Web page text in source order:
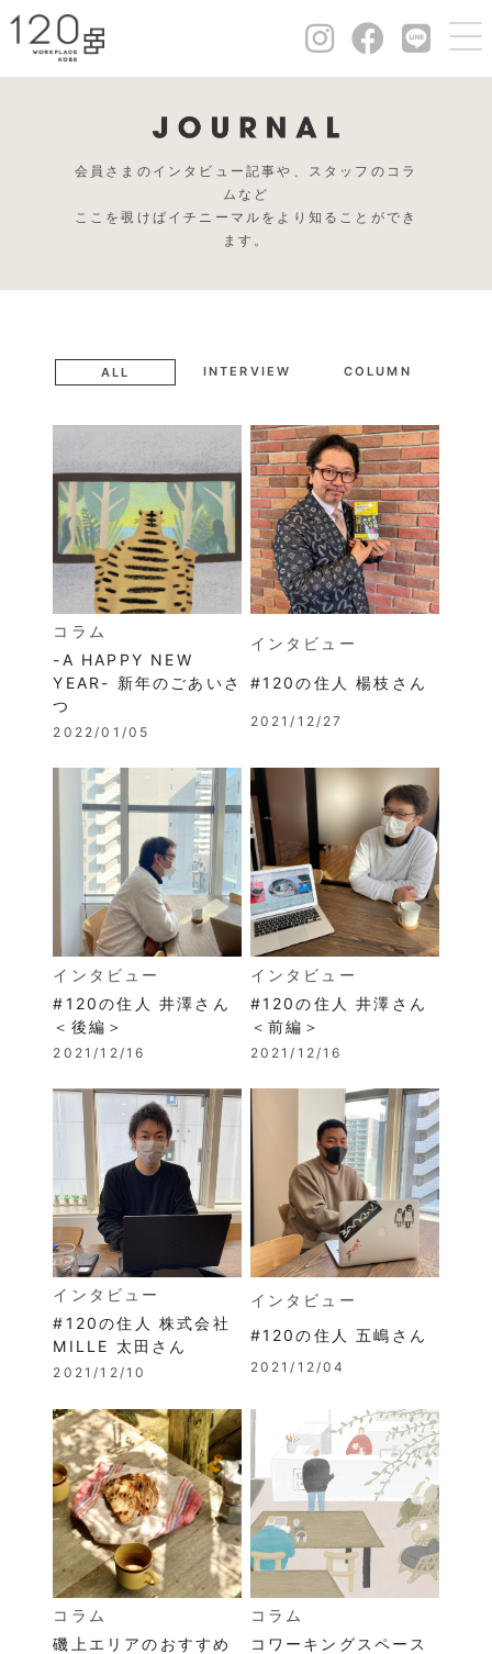
会員さまのインタビュー記事や、スタッフのコラ
ムなど
ここを覗けばイチニーマルをより知ることができ
ます。
ALL
コラム
-A HAPPY NEW
YEAR- 新年のごあいさ
つ
2022/01/05
インタビュー
#120の住人 楊枝さん
2021/12/27
インタビュー
#120の住人 井澤さん
＜後編＞
2021/12/16
インタビュー
#120の住人 井澤さん
＜前編＞
2021/12/16
インタビュー
#120の住人 株式会社
MILLE 太田さん
2021/12/10
インタビュー
#120の住人 五嶋さん
2021/12/04
コラム
磯上エリアのおすすめ
コラム
コワーキングスペース
INTERVIEW COLUMN